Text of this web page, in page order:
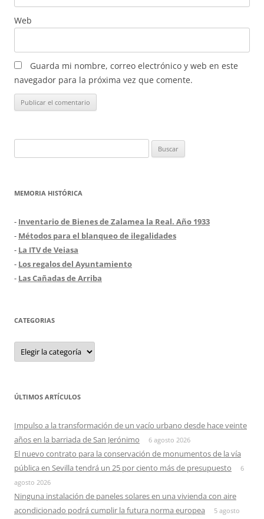
Web
Guarda mi nombre, correo electrónico y web en este
navegador para la próxima vez que comente.
MEMORIA HISTÓRICA
- Inventario de Bienes de Zalamea la Real. Año 1933
- Métodos para el blanqueo de ilegalidades
- La ITV de Veiasa
- Los regalos del Ayuntamiento
- Las Cañadas de Arriba
CATEGORIAS
Categorias
ÚLTIMOS ARTÍCULOS
Impulso a la transformación de un vacío urbano desde hace veinte
años en la barriada de San Jerónimo
6 agosto 2026
El nuevo contrato para la conservación de monumentos de la vía
pública en Sevilla tendrá un 25 por ciento más de presupuesto
6
agosto 2026
Ninguna instalación de paneles solares en una vivienda con aire
acondicionado podrá cumplir la futura norma europea
5 agosto